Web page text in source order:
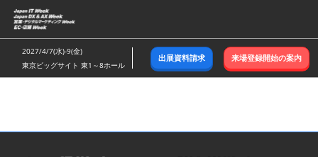
ス
キ
ッ
し
む
2027/4/7(水)-9(金)
東京ビッグサイト 東1～8ホール
出展資料請求 来場登録開始の案内